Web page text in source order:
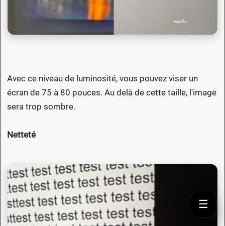
Avec ce niveau de luminosité, vous pouvez viser un
écran de 75 à 80 pouces. Au delà de cette taille, l'image
sera trop sombre.
Netteté
☰